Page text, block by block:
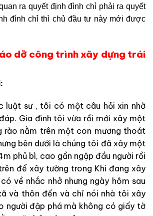
ra quyết định đình chỉ phải ra quyết
đình chỉ thì chủ đầu tư này mới được
dỡ công trình xây dựng trái
luật sư , tôi có một câu hỏi xin nhờ
Gia đình tôi vừa rồi mới xây một
rào nằm trên một con mương thoát
bên dưới là chúng tôi đã xây một
phủ bì, cao gần ngập đầu người rồi
để xây tường trong Khi đang xây
về nhắc nhở nhưng ngày hôm sau
và thôn đến và chỉ nói nhà tôi xây
người đập phá mà không có giấy tờ